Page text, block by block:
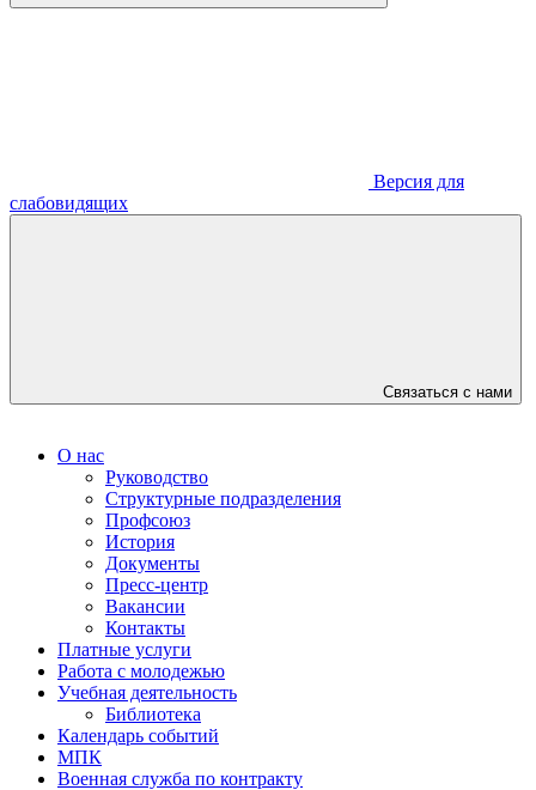
Версия для
слабовидящих
Связаться с нами
О нас
Руководство
Структурные подразделения
Профсоюз
История
Документы
Пресс-центр
Вакансии
Контакты
Платные услуги
Работа с молодежью
Учебная деятельность
Библиотека
Календарь событий
МПК
Военная служба по контракту